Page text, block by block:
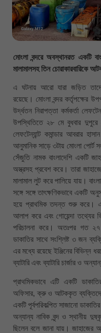
মোংলা বন্দরে অবস্থানরত একটি
মালামালসহ তিন চোরাকারবারিকে
এ ঘটনায় আরো যারা জড়িত
রয়েছে। মোংলা বন্দর কর্তৃপক্ষের
উর্দ্ধতন নিরাপত্তা কর্মকর্তা
উপস্থিতিতে ২৮ মে বুধবার দুপুরে
লেফটেন্যান্ট কমান্ডার আবরার
আনুমানিক সাড়ে ৩টায় মোংলা
সেঁজুতি নামক বাংলাদেশি একটি
অস্ত্রসহ প্রবেশ করে। তারা
মালামাল লুট করে পালিয়ে যায়।
সঙ্গে সঙ্গে তাৎক্ষণিকভাবে একটি
হয়ে প্রাথমিক তদন্ত শুরু করে।
আলাপ করে এবং গোয়েন্দা তথ্যের
পরিচালনা করে। অতঃপর গত ২৭
ডাকাতির সাথে সংশ্লিষ্ট ৩ জন
এর মধ্যে রয়েছে ইঞ্জিনের বিভিন্ন
ব্যাটারি এবং ব্যাটারি চার্জার ও
প্রাথমিকভাবে এটি একটি
অফিসার, ক্রু ও আটককৃত ব্যক্তিদের
একটি পূর্বপরিকল্পিত সাজানো
অন্যান্য নাবিক বৃন্দ ও স্থানীয়
ছিলেন বলে জানা যায়। জাহাজের